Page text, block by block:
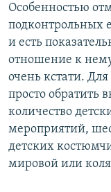
Особенностью
подконтрольных
и есть
отношение к
очень кстати.
просто обратить
количество
мероприятий,
детских
мировой или